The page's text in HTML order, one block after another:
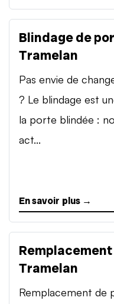
Blindage de
Tramelan
Pas envie de
? Le blindage est
la porte blindée :
act...
En savoir plus →
Tramelan
Remplacement de